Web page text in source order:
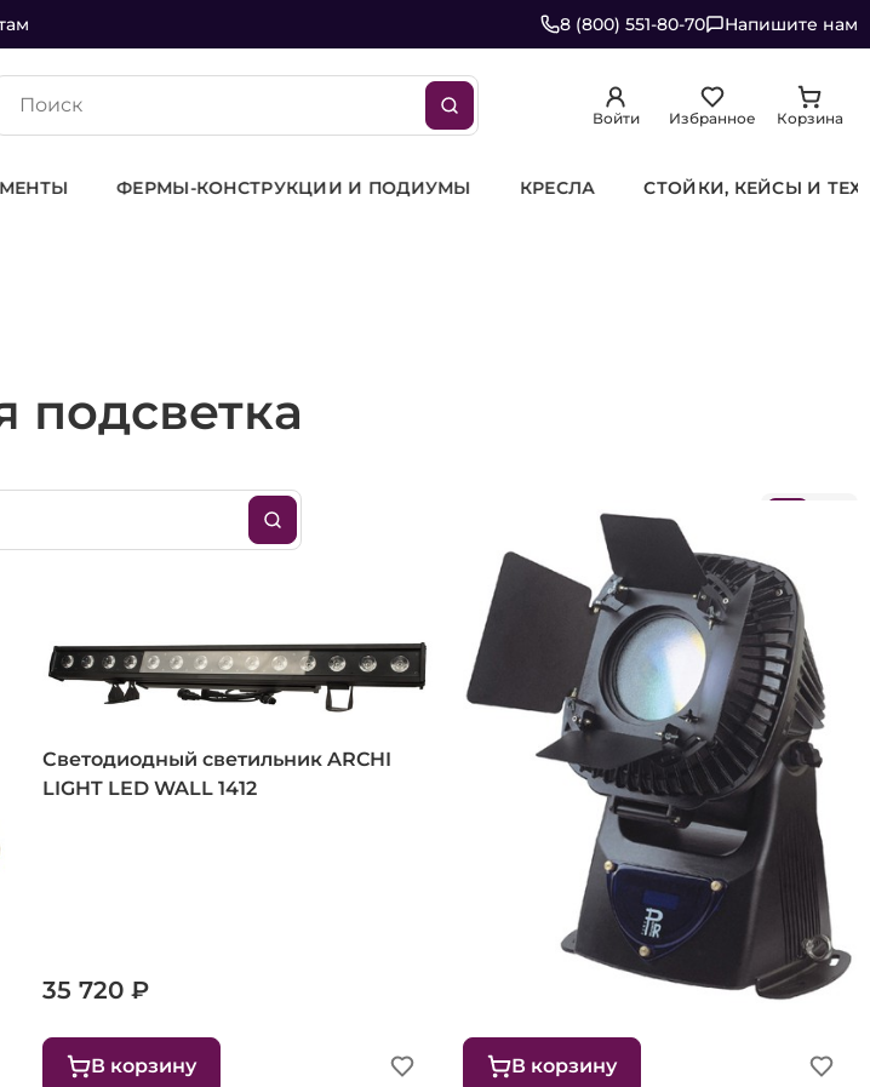
8 (800) 551-80-70 Напишите нам
Войти Избранное Корзина
КРЕСЛА СТОЙКИ, КЕЙСЫ И ТЕХНОЛОГИЧЕСКАЯ МЕБЕЛЬ
подсветка
Сначала популярные
Светодиодный светильник ARCHI
LIGHT LED WALL 1412
35 720 ₽
В корзину
Архитектурный прожектор PR
Lighting DESIGN 150 PRO
В корзину